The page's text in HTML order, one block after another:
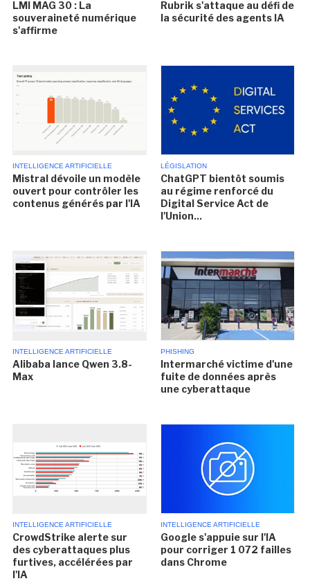
LMI MAG 30 : La
souveraineté numérique
s'affirme
Rubrik s'attaque au défi de
la sécurité des agents IA
INTELLIGENCE ARTIFICIELLE
Mistral dévoile un modèle
ouvert pour contrôler les
contenus générés par l'IA
LÉGISLATION
ChatGPT bientôt soumis
au régime renforcé du
Digital Service Act de
l'Union...
INTELLIGENCE ARTIFICIELLE
Alibaba lance Qwen 3.8-
Max
PHISHING
Intermarché victime d'une
fuite de données après
une cyberattaque
INTELLIGENCE ARTIFICIELLE
CrowdStrike alerte sur
des cyberattaques plus
furtives, accélérées par
l'IA
INTELLIGENCE ARTIFICIELLE
Google s'appuie sur l'IA
pour corriger 1 072 failles
dans Chrome